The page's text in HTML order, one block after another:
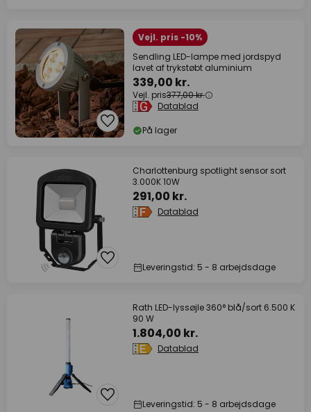
Vejl. pris -10%
Sendling LED-lampe med jordspyd
lavet af trykstøbt aluminium
339,00 kr.
Vejl. pris377,00 kr.
Datablad
På lager
Charlottenburg spotlight sensor sort
3.000K 10W
291,00 kr.
Datablad
Leveringstid: 5 - 8 arbejdsdage
Rath LED-lyssøjle 360° blå/sort 6.500 K
90 W
1.804,00 kr.
Datablad
Leveringstid: 5 - 8 arbejdsdage